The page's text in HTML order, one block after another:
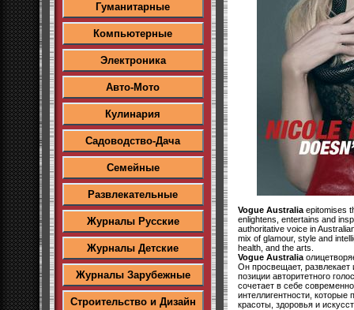
Гуманитарные
Компьютерные
Электроника
Авто-Мото
Кулинария
Садоводство-Дача
Семейные
Развлекательные
Журналы Русские
Журналы Детские
Журналы Зарубежные
Строительство и Дизайн
Vogue Australia epitomises
enlightens, entertains and
authoritative voice in
mix of glamour, style and
health, and the arts.
Vogue Australia
Он просвещает, развлекает
позиции авторитетного
сочетает в себе
интеллигентности,
красоты, здоровья и